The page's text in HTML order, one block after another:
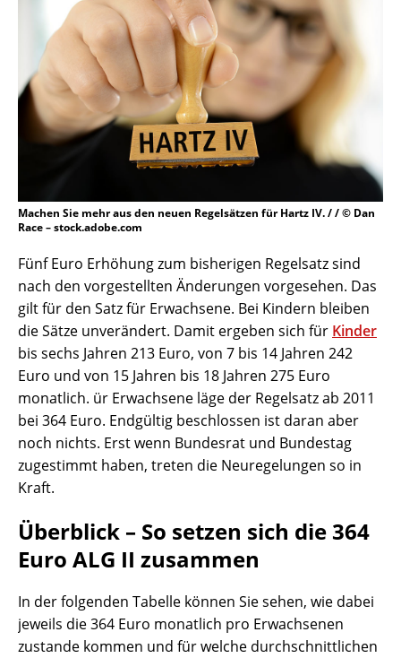
Machen Sie mehr aus den neuen Regelsätzen für Hartz IV. / / © Dan
Race – stock.adobe.com
Fünf Euro Erhöhung zum bisherigen Regelsatz sind
nach den vorgestellten Änderungen vorgesehen. Das
gilt für den Satz für Erwachsene. Bei Kindern bleiben
die Sätze unverändert. Damit ergeben sich für Kinder
bis sechs Jahren 213 Euro, von 7 bis 14 Jahren 242
Euro und von 15 Jahren bis 18 Jahren 275 Euro
monatlich. ür Erwachsene läge der Regelsatz ab 2011
bei 364 Euro. Endgültig beschlossen ist daran aber
noch nichts. Erst wenn Bundesrat und Bundestag
zugestimmt haben, treten die Neuregelungen so in
Kraft.
Überblick – So setzen sich die 364
Euro ALG II zusammen
In der folgenden Tabelle können Sie sehen, wie dabei
jeweils die 364 Euro monatlich pro Erwachsenen
zustande kommen und für welche durchschnittlichen